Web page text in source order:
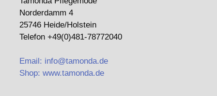
Norderdamm 4
25746 Heide/Holstein
Telefon +49(0)481-78772040
Email: info@tamonda.de
Shop: www.tamonda.de